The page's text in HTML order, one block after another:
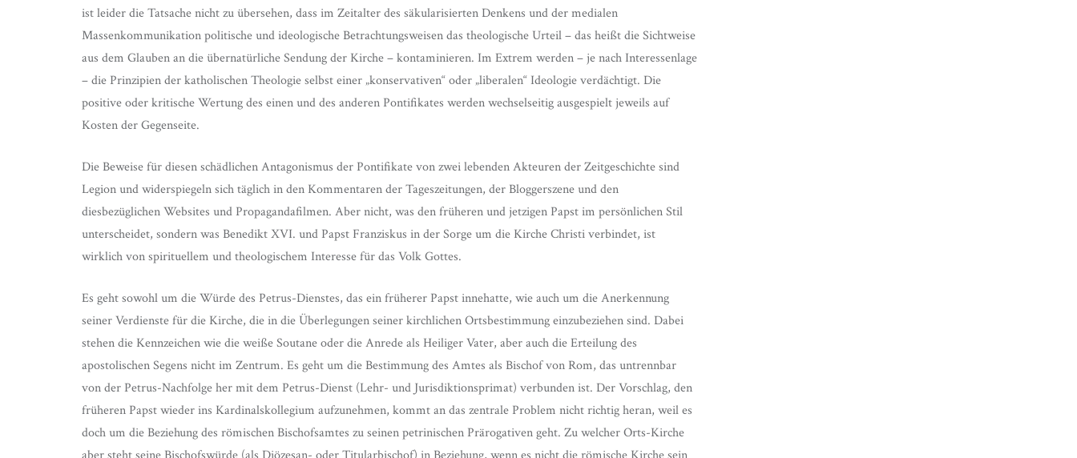
ist leider die Tatsache nicht zu übersehen, dass im Zeitalter des säkularisierten Denkens und der medialen
Massenkommunikation politische und ideologische Betrachtungsweisen das theologische Urteil – das heißt die Sichtweise
aus dem Glauben an die übernatürliche Sendung der Kirche – kontaminieren. Im Extrem werden – je nach Interessenlage
– die Prinzipien der katholischen Theologie selbst einer „konservativen“ oder „liberalen“ Ideologie verdächtigt. Die
positive oder kritische Wertung des einen und des anderen Pontifikates werden wechselseitig ausgespielt jeweils auf
Kosten der Gegenseite.
Die Beweise für diesen schädlichen Antagonismus der Pontifikate von zwei lebenden Akteuren der Zeitgeschichte sind
Legion und widerspiegeln sich täglich in den Kommentaren der Tageszeitungen, der Bloggerszene und den
diesbezüglichen Websites und Propagandafilmen. Aber nicht, was den früheren und jetzigen Papst im persönlichen Stil
unterscheidet, sondern was Benedikt XVI. und Papst Franziskus in der Sorge um die Kirche Christi verbindet, ist
wirklich von spirituellem und theologischem Interesse für das Volk Gottes.
Es geht sowohl um die Würde des Petrus-Dienstes, das ein früherer Papst innehatte, wie auch um die Anerkennung
seiner Verdienste für die Kirche, die in die Überlegungen seiner kirchlichen Ortsbestimmung einzubeziehen sind. Dabei
stehen die Kennzeichen wie die weiße Soutane oder die Anrede als Heiliger Vater, aber auch die Erteilung des
apostolischen Segens nicht im Zentrum. Es geht um die Bestimmung des Amtes als Bischof von Rom, das untrennbar
von der Petrus-Nachfolge her mit dem Petrus-Dienst (Lehr- und Jurisdiktionsprimat) verbunden ist. Der Vorschlag, den
früheren Papst wieder ins Kardinalskollegium aufzunehmen, kommt an das zentrale Problem nicht richtig heran, weil es
doch um die Beziehung des römischen Bischofsamtes zu seinen petrinischen Prärogativen geht. Zu welcher Orts-Kirche